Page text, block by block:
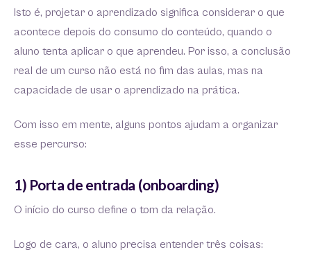
Isto é, projetar o aprendizado significa considerar o que
acontece depois do consumo do conteúdo, quando o
aluno tenta aplicar o que aprendeu. Por isso, a conclusão
real de um curso não está no fim das aulas, mas na
capacidade de usar o aprendizado na prática.
Com isso em mente, alguns pontos ajudam a organizar
esse percurso:
1) Porta de entrada (onboarding)
O início do curso define o tom da relação.
Logo de cara, o aluno precisa entender três coisas: